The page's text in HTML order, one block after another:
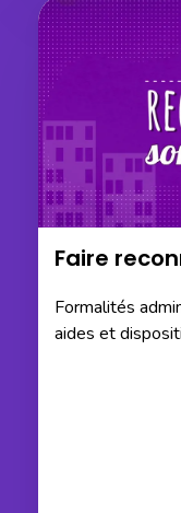
Faire
Formalités
aides et